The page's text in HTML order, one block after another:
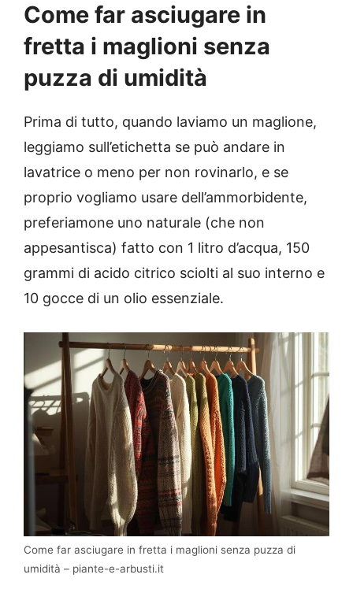
Come far asciugare in
fretta i maglioni senza
puzza di umidità
Prima di tutto, quando laviamo un maglione,
leggiamo sull’etichetta se può andare in
lavatrice o meno per non rovinarlo, e se
proprio vogliamo usare dell’ammorbidente,
preferiamone uno naturale (che non
appesantisca) fatto con 1 litro d’acqua, 150
grammi di acido citrico sciolti al suo interno e
10 gocce di un olio essenziale.
Come far asciugare in fretta i maglioni senza puzza di
umidità – piante-e-arbusti.it